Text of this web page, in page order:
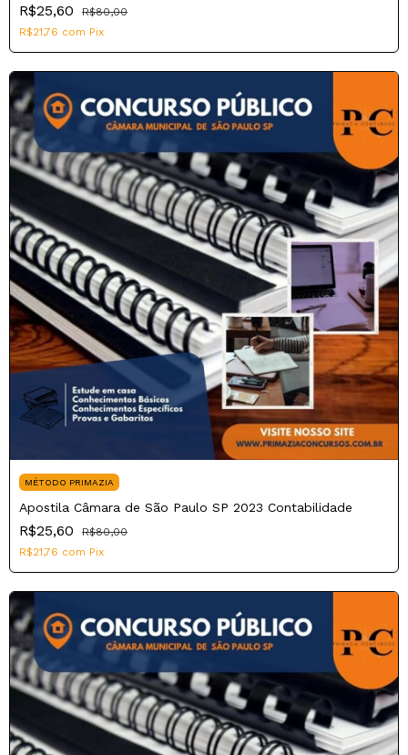
R$25,60
R$80,00
R$21,76 com Pix
MÉTODO PRIMAZIA
Apostila Câmara de São Paulo SP 2023 Contabilidade
R$25,60
R$80,00
R$21,76 com Pix